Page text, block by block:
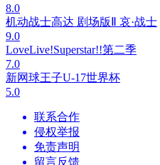
8.0
机动战士高达 剧场版Ⅱ 哀·战士
9.0
LoveLive!Superstar!!第二季
7.0
新网球王子U-17世界杯
5.0
联系合作
侵权举报
免责声明
留言反馈